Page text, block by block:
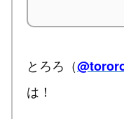
とろろ（
は！